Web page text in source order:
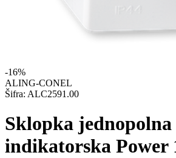
-16%
ALING-CONEL
Šifra: ALC2591.00
Sklopka jednopolna
indikatorska Power